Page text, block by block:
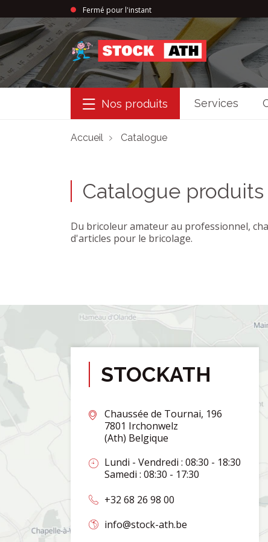
Fermé pour l'instant
StockAth
Nos produits Services
Accueil Catalogue
Catalogue
Du bricoleur amateur au professionnel,
d'articles pour le bricolage.
STOCKATH
Chaussée de Tournai, 196
7801 Irchonwelz
(Ath) Belgique
Lundi - Vendredi : 08:30 - 18:30
Samedi : 08:30 - 17:30
+32 68 26 98 00
info@stock-ath.be